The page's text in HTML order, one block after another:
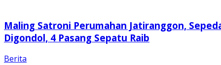
Maling Satroni Perumahan Jatiranggon,
Digondol, 4 Pasang Sepatu Raib
Berita